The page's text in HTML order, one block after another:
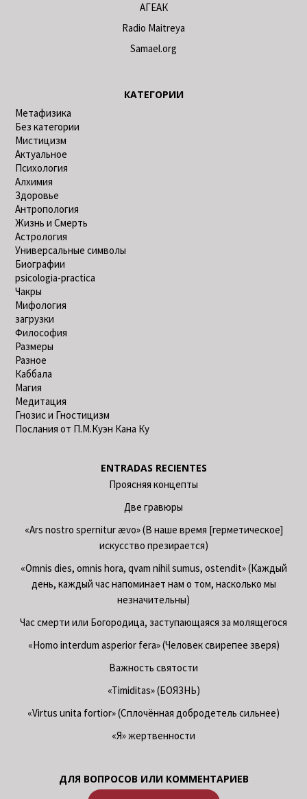
АГЕАК
Radio Maitreya
Samael.org
КАТЕГОРИИ
Метафизика
Без категории
Мистицизм
Актуальное
Психология
Алхимия
Здоровье
Антропология
Жизнь и Смерть
Астрология
Универсальные символы
Биографии
psicologia-practica
Чакры
Мифология
загрузки
Философия
Размеры
Разное
Каббала
Магия
Медитация
Гнозис и Гностицизм
Послания от П.М.Куэн Кана Ку
ENTRADAS RECIENTES
Проясняя концепты
Две гравюры
«Ars nostro spernitur ævo» (В наше время [герметическое]
искусство презирается)
«Omnis dies, omnis hora, qvam nihil sumus, ostendit» (Каждый
день, каждый час напоминает нам о том, насколько мы
незначительны)
Час смерти или Богородица, заступающаяся за молящегося
«Homo interdum asperior fera» (Человек свирепее зверя)
Важность святости
«Timiditas» (БОЯЗНЬ)
«Virtus unita fortior» (Сплочённая добродетель сильнее)
«Я» жертвенности
ДЛЯ ВОПРОСОВ ИЛИ КОММЕНТАРИЕВ